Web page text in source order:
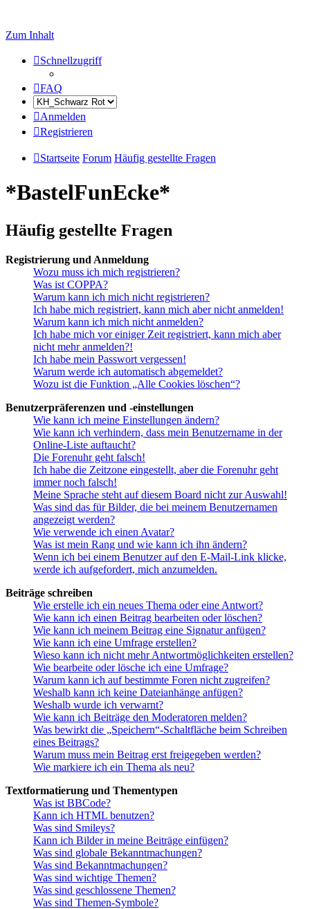
Zum Inhalt
Schnellzugriff
FAQ
Anmelden
Registrieren
Startseite Forum Häufig gestellte Fragen
*BastelFunEcke*
Häufig gestellte Fragen
Registrierung und Anmeldung
Wozu muss ich mich registrieren?
Was ist COPPA?
Warum kann ich mich nicht registrieren?
Ich habe mich registriert, kann mich aber nicht anmelden!
Warum kann ich mich nicht anmelden?
Ich habe mich vor einiger Zeit registriert, kann mich aber
nicht mehr anmelden?!
Ich habe mein Passwort vergessen!
Warum werde ich automatisch abgemeldet?
Wozu ist die Funktion „Alle Cookies löschen“?
Benutzerpräferenzen und -einstellungen
Wie kann ich meine Einstellungen ändern?
Wie kann ich verhindern, dass mein Benutzername in der
Online-Liste auftaucht?
Die Forenuhr geht falsch!
Ich habe die Zeitzone eingestellt, aber die Forenuhr geht
immer noch falsch!
Meine Sprache steht auf diesem Board nicht zur Auswahl!
Was sind das für Bilder, die bei meinem Benutzernamen
angezeigt werden?
Wie verwende ich einen Avatar?
Was ist mein Rang und wie kann ich ihn ändern?
Wenn ich bei einem Benutzer auf den E-Mail-Link klicke,
werde ich aufgefordert, mich anzumelden.
Beiträge schreiben
Wie erstelle ich ein neues Thema oder eine Antwort?
Wie kann ich einen Beitrag bearbeiten oder löschen?
Wie kann ich meinem Beitrag eine Signatur anfügen?
Wie kann ich eine Umfrage erstellen?
Wieso kann ich nicht mehr Antwortmöglichkeiten erstellen?
Wie bearbeite oder lösche ich eine Umfrage?
Warum kann ich auf bestimmte Foren nicht zugreifen?
Weshalb kann ich keine Dateianhänge anfügen?
Weshalb wurde ich verwarnt?
Wie kann ich Beiträge den Moderatoren melden?
Was bewirkt die „Speichern“-Schaltfläche beim Schreiben
eines Beitrags?
Warum muss mein Beitrag erst freigegeben werden?
Wie markiere ich ein Thema als neu?
Textformatierung und Thementypen
Was ist BBCode?
Kann ich HTML benutzen?
Was sind Smileys?
Kann ich Bilder in meine Beiträge einfügen?
Was sind globale Bekanntmachungen?
Was sind Bekanntmachungen?
Was sind wichtige Themen?
Was sind geschlossene Themen?
Was sind Themen-Symbole?